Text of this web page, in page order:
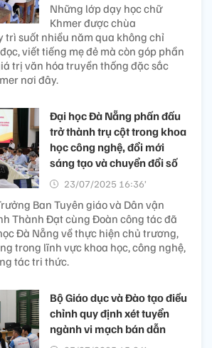
Những lớp dạy học chữ
Khmer được chùa
trì suốt nhiều năm qua không chỉ
viết tiếng mẹ đẻ mà còn góp phần
trị văn hóa truyền thống đặc sắc
nơi đây.
Đại học Đà Nẵng phấn đấu
trở thành trụ cột trong khoa
học công nghệ, đổi mới
sáng tạo và chuyển đổi số
23/07/2025 16:36’
Ban Tuyên giáo và Dân vận
Thành Đạt cùng Đoàn công tác đã
Đà Nẵng về thực hiện chủ trương,
trong lĩnh vực khoa học, công nghệ,
tác tri thức.
Bộ Giáo dục và Đào tạo điều
chỉnh quy định xét tuyển
ngành vi mạch bán dẫn